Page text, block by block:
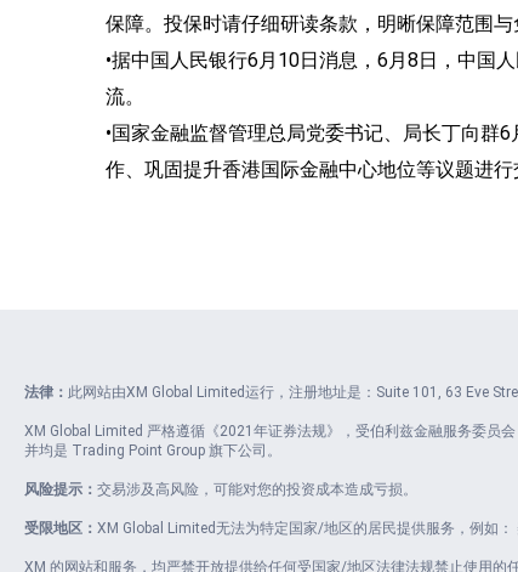
保障。投保时请仔细研读条款，明晰保障范围与
•据中国人民银行6月10日消息，6月8日，中国
流。
•国家金融监督管理总局党委书记、局长丁向群
作、巩固提升香港国际金融中心地位等议题进行
法律： 此网站由XM Global Limited运行，注册地址是：Suite 101, 63 Eve
XM Global Limited 严格遵循《2021年证券法规》，受伯利兹金融服务委员
并均是 Trading Point Group 旗下公司。
风险提示： 交易涉及高风险，可能对您的投资成本造成亏损。
受限地区： XM Global Limited无法为特定国家/地区的居民提供服务，例如：
XM 的网站和服务，均严禁开放提供给任何受国家/地区法律法规禁止使用